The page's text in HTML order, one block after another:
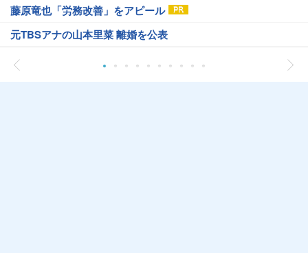
藤原竜也「労務改善」をアピール
元TBSアナの山本里菜 離婚を公表